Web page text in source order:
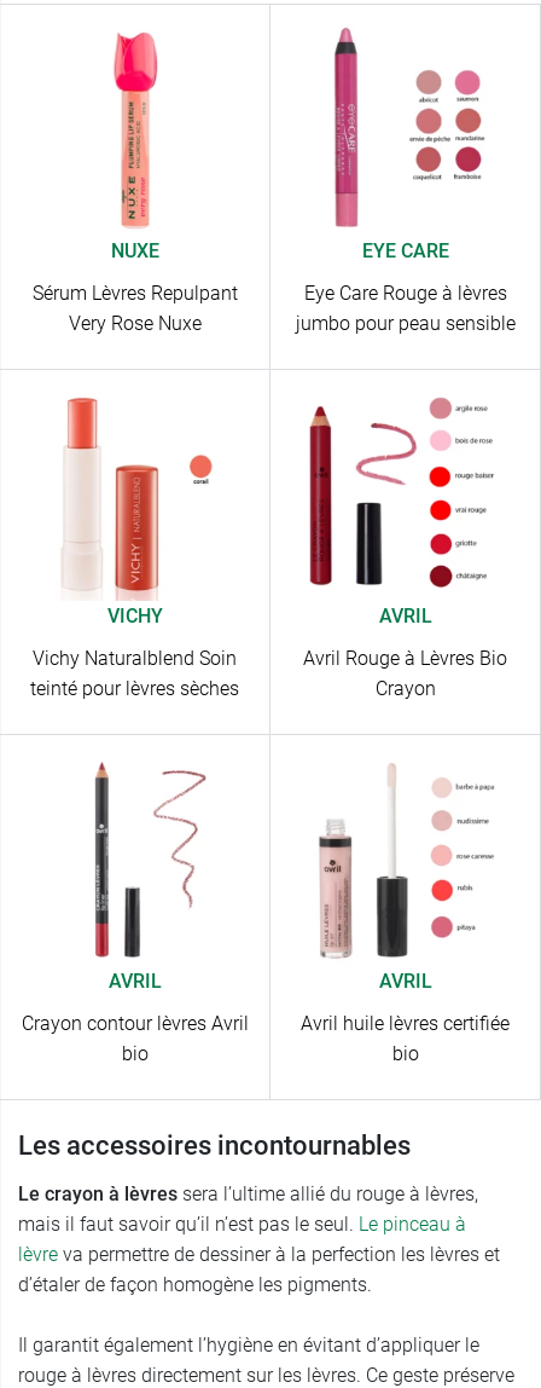
NUXE
Sérum Lèvres Repulpant
Very Rose Nuxe
EYE CARE
Eye Care Rouge à lèvres
jumbo pour peau sensible
VICHY
Vichy Naturalblend Soin
teinté pour lèvres sèches
AVRIL
Avril Rouge à Lèvres Bio
Crayon
AVRIL
Crayon contour lèvres Avril
bio
AVRIL
Avril huile lèvres certifiée
bio
Les accessoires incontournables
Le crayon à lèvres sera l’ultime allié du rouge à lèvres,
mais il faut savoir qu’il n’est pas le seul. Le pinceau à
lèvre va permettre de dessiner à la perfection les lèvres et
d’étaler de façon homogène les pigments.
Il garantit également l’hygiène en évitant d’appliquer le
rouge à lèvres directement sur les lèvres. Ce geste préserve